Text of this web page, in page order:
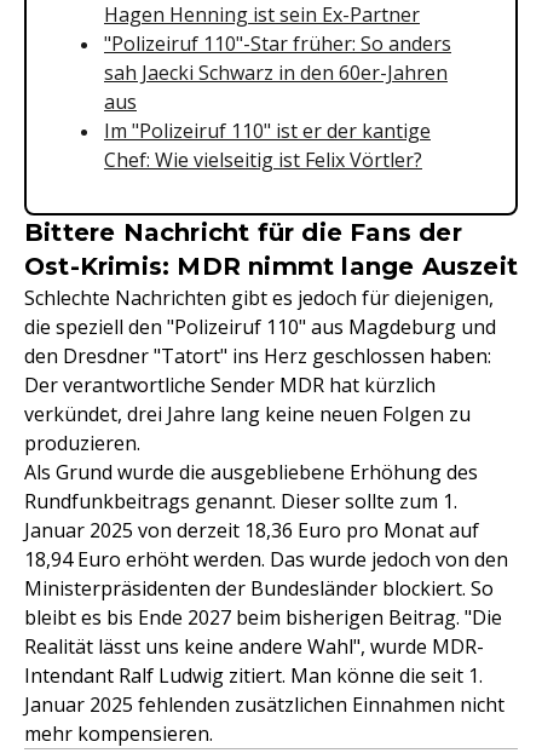
Hagen Henning ist sein Ex-Partner
"Polizeiruf 110"-Star früher: So anders
sah Jaecki Schwarz in den 60er-Jahren
aus
Im "Polizeiruf 110" ist er der kantige
Chef: Wie vielseitig ist Felix Vörtler?
Bittere Nachricht für die Fans der
Ost-Krimis: MDR nimmt lange Auszeit
Schlechte Nachrichten gibt es jedoch für diejenigen,
die speziell den "Polizeiruf 110" aus Magdeburg und
den Dresdner "Tatort" ins Herz geschlossen haben:
Der verantwortliche Sender MDR hat kürzlich
verkündet, drei Jahre lang keine neuen Folgen zu
produzieren.
Als Grund wurde die ausgebliebene Erhöhung des
Rundfunkbeitrags genannt. Dieser sollte zum 1.
Januar 2025 von derzeit 18,36 Euro pro Monat auf
18,94 Euro erhöht werden. Das wurde jedoch von den
Ministerpräsidenten der Bundesländer blockiert. So
bleibt es bis Ende 2027 beim bisherigen Beitrag. "Die
Realität lässt uns keine andere Wahl", wurde MDR-
Intendant Ralf Ludwig zitiert. Man könne die seit 1.
Januar 2025 fehlenden zusätzlichen Einnahmen nicht
mehr kompensieren.